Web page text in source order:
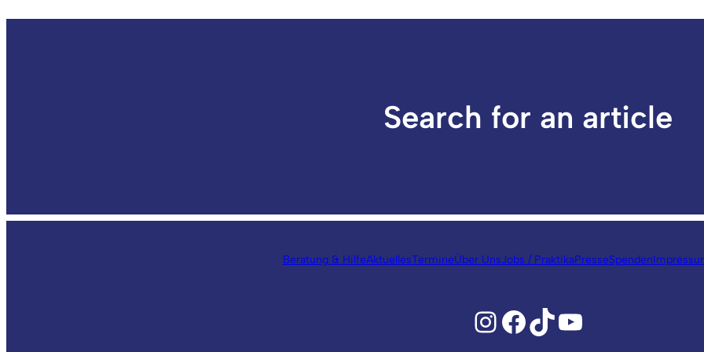
Search for an article
Beratung & HilfeAktuellesTermineÜber UnsJobs / PraktikaPresseSpenden
Instagram
Facebook
TikTok
YouTube